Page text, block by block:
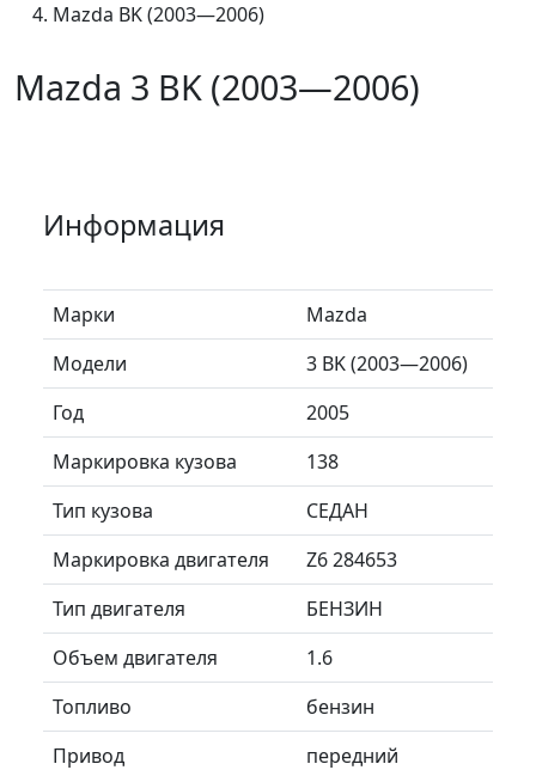
Mazda BK (2003—2006)
Mazda 3 BK (2003—2006)
Информация
Марки
Mazda
Модели
3 BK (2003—2006)
Год
2005
Маркировка кузова
138
Тип кузова
СЕДАН
Маркировка двигателя
Z6 284653
Тип двигателя
БЕНЗИН
Объем двигателя
1.6
Топливо
бензин
Привод
передний